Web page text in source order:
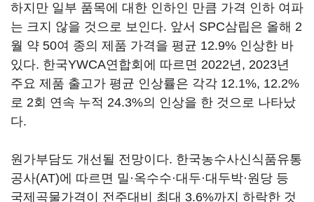
하지만 일부 품목에 대한 인하인 만큼 가격 인하 여파
는 크지 않을 것으로 보인다. 앞서 SPC삼립은 올해 2
월 약 50여 종의 제품 가격을 평균 12.9% 인상한 바
있다. 한국YWCA연합회에 따르면 2022년, 2023년
주요 제품 출고가 평균 인상률은 각각 12.1%, 12.2%
로 2회 연속 누적 24.3%의 인상을 한 것으로 나타났
다.
원가부담도 개선될 전망이다. 한국농수사신식품유통
공사(AT)에 따르면 밀·옥수수·대두·대두박·원당 등
국제곡물가격이 전주대비 최대 3.6%까지 하락한 것